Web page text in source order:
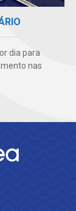
dia para
nas